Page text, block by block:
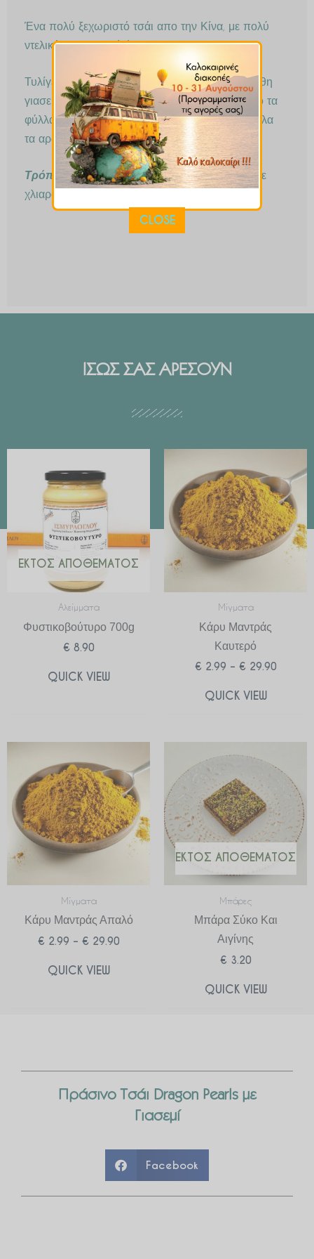
Ένα πολύ ξεχωριστό τσάι απο την Κίνα, με πολύ
ντελικάτο και γλυκό άρωμα.
Τυλίγεται στο χέρι φύλλο φύλλο τσαί μαζί με άνθη
γιασεμιού. Καθώς εμβαπτίζονται στο ζεστό νερό τα
φύλλα και τα άνθη ανοίγουν αποκαλύπτοντας όλα
τα αρώματα που κρύβονται μέσα τους.
Τρόπος παρασκευής:3-4 μπαλάκια τσαγιού σε
χλιαρό νερό 60 – 70 βαθμών για 3′-5′
ΙΣΩΣ ΣΑΣ ΑΡΕΣΟΥΝ
ΕΚΤΌΣ ΑΠΟΘΈΜΑΤΟΣ
Αλείμματα
Φυστικοβούτυρο 700g
€ 8.90
QUICK VIEW
Μίγματα
Κάρυ Μαντράς
Καυτερό
€ 2.99 – € 29.90
range:
€ 2.99
through
€ 29.90
QUICK VIEW
Μίγματα
Κάρυ Μαντράς Απαλό
€ 2.99 – € 29.90
range:
€ 2.99
through
€ 29.90
QUICK VIEW
ΕΚΤΌΣ ΑΠΟΘΈΜΑΤΟΣ
Μπάρες
Μπάρα Σύκο Και
Αιγίνης
€ 3.20
QUICK VIEW
Πράσινο Τσάι Dragon Pearls με
Γιασεμί
Facebook
CLOSE